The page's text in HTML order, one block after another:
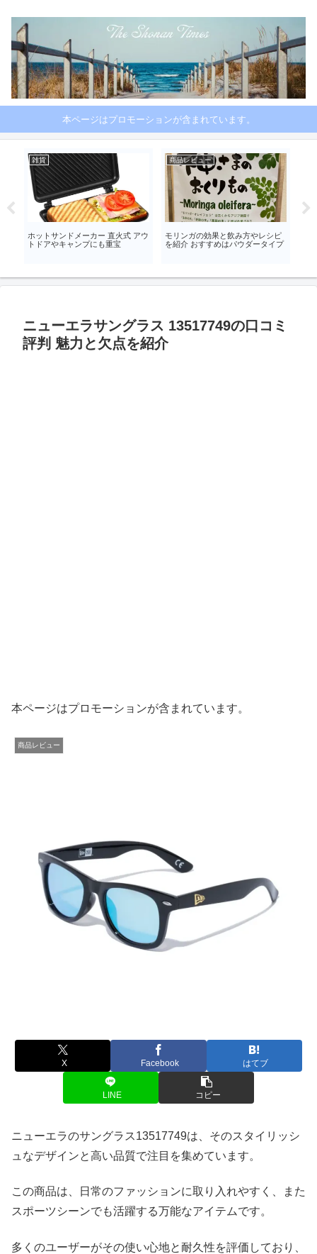
本ページはプロモーションが含まれています。
雑貨
ホットサンドメーカー 直火式 アウ
トドアやキャンプにも重宝
商品レビュー
モリンガの効果と飲み方やレシピ
を紹介 おすすめはパウダータイプ
ニューエラサングラス 13517749の口コミ
評判 魅力と欠点を紹介
本ページはプロモーションが含まれています。
商品レビュー
X Facebook はてブ
LINE コピー
ニューエラのサングラス13517749は、そのスタイリッシ
ュなデザインと高い品質で注目を集めています。
この商品は、日常のファッションに取り入れやすく、また
スポーツシーンでも活躍する万能なアイテムです。
多くのユーザーがその使い心地と耐久性を評価しており、